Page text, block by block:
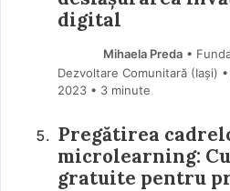
digital
Mihaela Preda•
Dezvoltare Comunitară (Iaşi) •
2023 • 3 minute
Pregătirea
microlearning:
gratuite pentru